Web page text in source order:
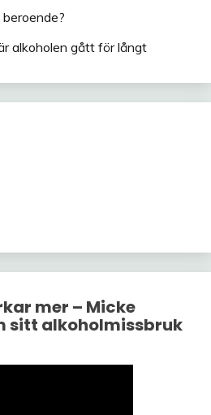
alkoholen gått för långt
mer – Micke
sitt alkoholmissbruk